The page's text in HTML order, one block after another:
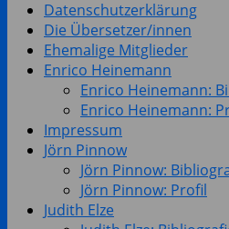
Datenschutzerklärung
Die Übersetzer/innen
Ehemalige Mitglieder
Enrico Heinemann
Enrico Heinemann:
Enrico Heinemann:
Impressum
Jörn Pinnow
Jörn Pinnow:
Jörn Pinnow: Profil
Judith Elze